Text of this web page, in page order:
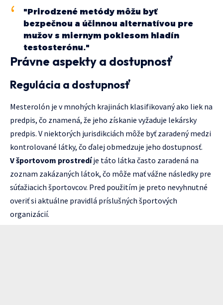
"Prirodzené metódy môžu byť
bezpečnou a účinnou alternatívou pre
mužov s miernym poklesom hladín
testosterónu."
Právne aspekty a dostupnosť
Regulácia a dostupnosť
Mesterolón je v mnohých krajinách klasifikovaný ako liek na
predpis, čo znamená, že jeho získanie vyžaduje lekársky
predpis. V niektorých jurisdikciách môže byť zaradený medzi
kontrolované látky, čo ďalej obmedzuje jeho dostupnosť.
V športovom prostredíje táto látka často zaradená na
zoznam zakázaných látok, čo môže mať vážne následky pre
súťažiacich športovcov. Pred použitím je preto nevyhnutné
overiť si aktuálne pravidlá príslušných športových
organizácií.